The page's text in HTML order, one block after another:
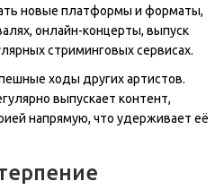
новые платформы и форматы,
онлайн-концерты, выпуск
стриминговых сервисах.
ходы других артистов.
выпускает контент,
напрямую, что удерживает её